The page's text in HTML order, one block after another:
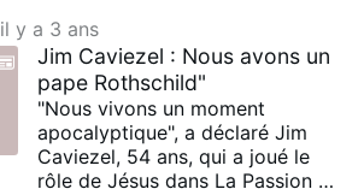
il y a 3 ans
Jim Caviezel : Nous avons un
pape Rothschild"
"Nous vivons un moment
apocalyptique", a déclaré Jim
Caviezel, 54 ans, qui a joué le
rôle de Jésus dans La Passion du